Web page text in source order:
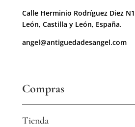
Calle Herminio Rodríguez Diez
León, Castilla y León, España.
angel@antiguedadesangel.com
Compras
Tienda